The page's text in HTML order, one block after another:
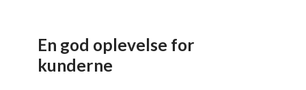
En god oplevelse for
kunderne